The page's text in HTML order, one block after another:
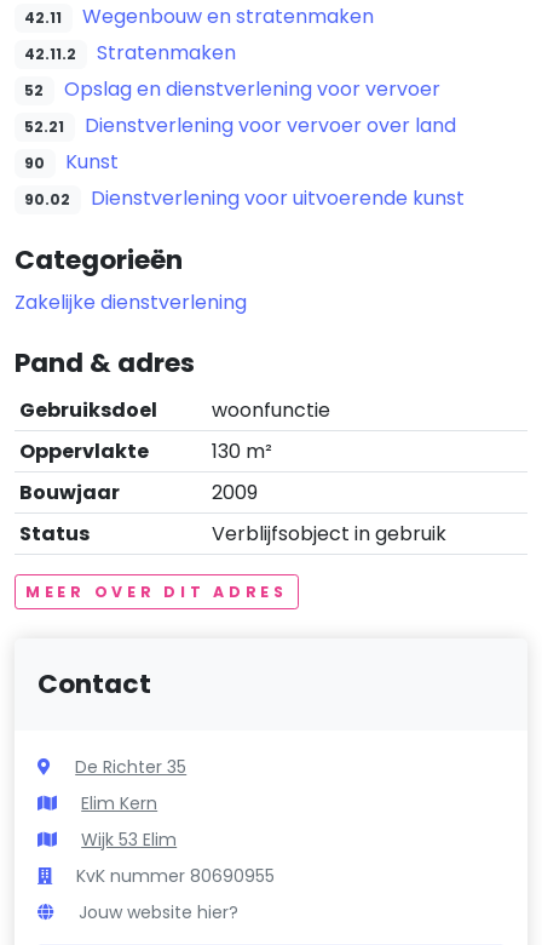
42.11 Wegenbouw en stratenmaken
42.11.2 Stratenmaken
52 Opslag en dienstverlening voor vervoer
52.21 Dienstverlening voor vervoer over land
90 Kunst
90.02 Dienstverlening voor uitvoerende kunst
Categorieën
Zakelijke dienstverlening
Pand & adres
Gebruiksdoel
woonfunctie
Oppervlakte
130 m²
Bouwjaar
2009
Status
Verblijfsobject in gebruik
MEER OVER DIT ADRES
Contact
De Richter 35
Elim Kern
Wijk 53 Elim
KvK nummer 80690955
Jouw website hier?